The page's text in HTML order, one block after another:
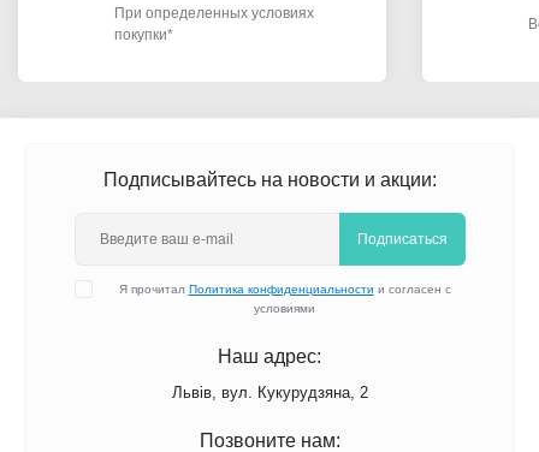
При определенных условиях
покупки*
Подписывайтесь на новости и акции:
Подписаться
Я прочитал Политика конфиденциальности и согласен с
условиями
Наш адрес:
Львів, вул. Кукурудзяна, 2
Позвоните нам: